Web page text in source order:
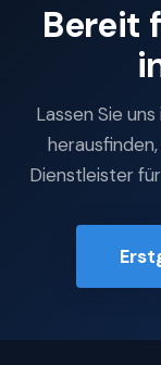
Bereit
Lassen Sie
Dienstleister